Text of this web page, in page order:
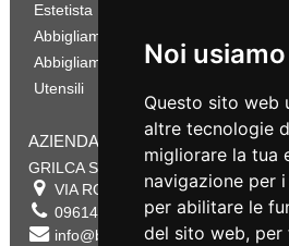
Noi
Questo sito web
altre tecnologie
migliorare la tua
navigazione per
per abilitare le
del sito web, per
Estetista
Abbigliamento Sportivo
Abbigliamento Bambino
Utensili
AZIENDA
GRILCA SRL
VIA ROMA 180 88054 SERSALE ,
0961432177
info@bestsafety.it